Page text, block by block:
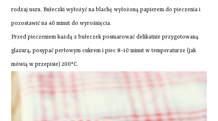
rodzaj uszu. Bułeczki wyłożyć na blachę wyłożoną papierem do pieczenia i
pozostawić na 40 minut do wyrośnięcia.
Przed pieczeniem każdą z bułeczek posmarować delikatnie przygotowaną
glazurą, posypać perłowym cukrem i piec 8-10 minut w temperaturze (jak
mówią w przepisie) 200°C.